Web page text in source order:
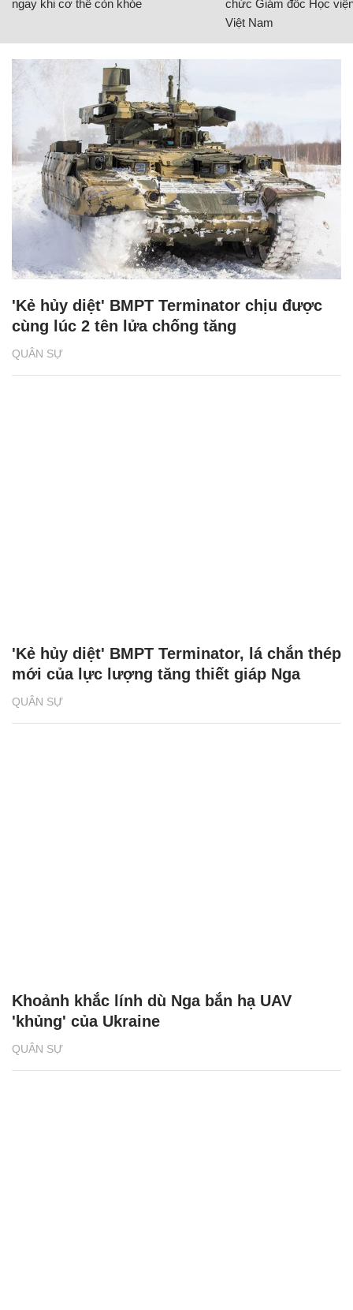
ngay khi cơ thể còn khỏe
chức Giám đốc Học
Việt Nam
QUÂN SỰ
'Kẻ hủy diệt' BMPT Terminator chịu được
cùng lúc 2 tên lửa chống tăng
QUÂN SỰ
'Kẻ hủy diệt' BMPT Terminator, lá chắn thép
mới của lực lượng tăng thiết giáp Nga
QUÂN SỰ
Khoảnh khắc lính dù Nga bắn hạ UAV
'khủng' của Ukraine